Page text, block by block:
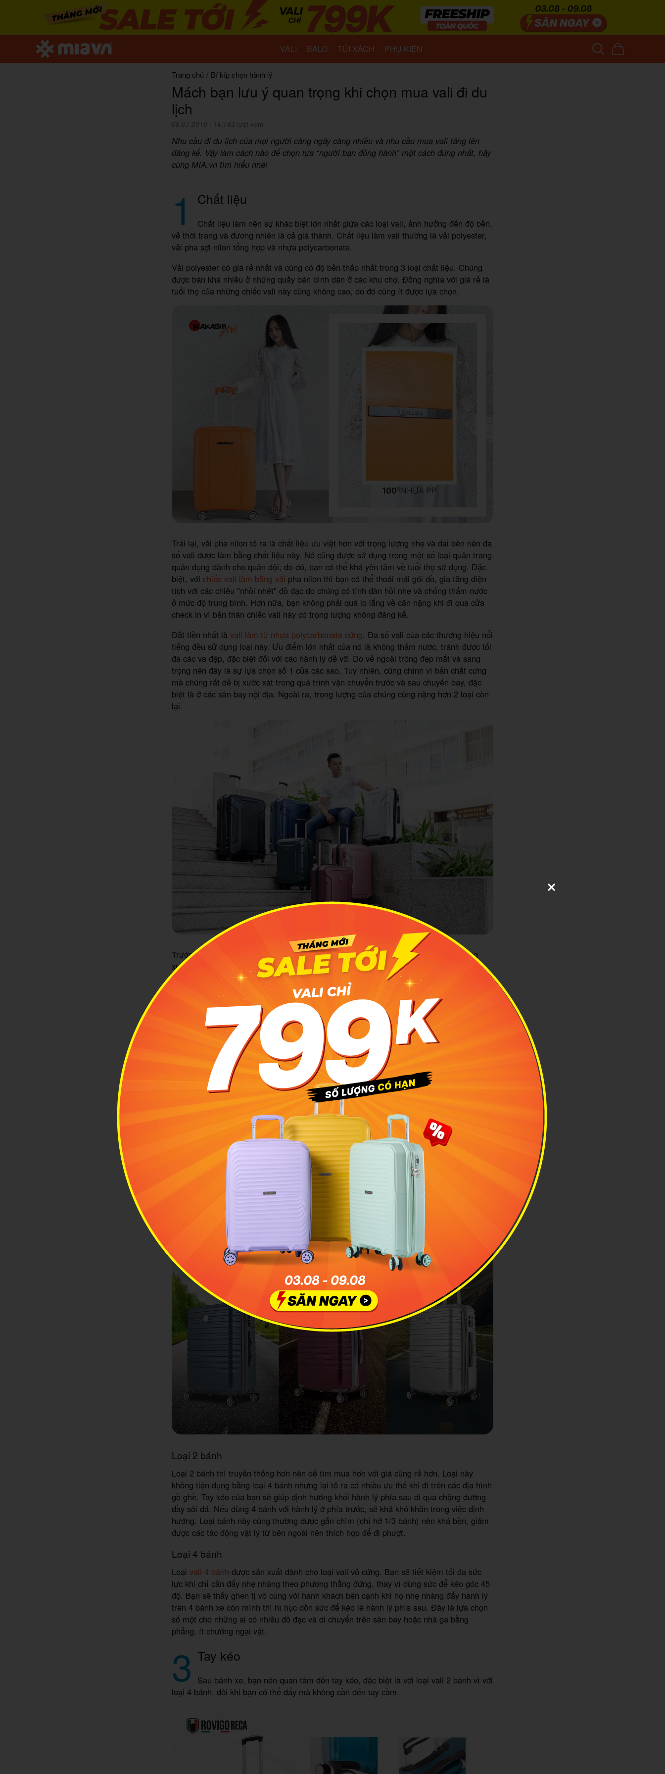
VALI BALO TÚI XÁCH PHỤ KIỆN
Trang chủ / Bí kíp chọn hành lý
Mách bạn lưu ý quan trọng khi chọn mua vali đi du
lịch
09.07.2018 14,742 lượt xem
Nhu cầu đi du lịch của mọi người càng ngày càng nhiều và nhu cầu mua vali tăng lên
đáng kể. Vậy làm cách nào để chọn lựa “người bạn đồng hành” một cách đúng nhất, hãy
cùng MIA.vn tìm hiểu nhé!
1 Chất liệu
Chất liệu làm nên sự khác biệt lớn nhất giữa các loại vali, ảnh hưởng đến độ bền,
vẻ thời trang và đương nhiên là cả giá thành. Chất liệu làm vali thường là vải polyester,
vải pha sợi nilon tổng hợp và nhựa polycarbonate.
Vải polyester có giá rẻ nhất và cũng có độ bền thấp nhất trong 3 loại chất liệu. Chúng
được bán khá nhiều ở những quầy bán bình dân ở các khu chợ. Đồng nghĩa với giá rẻ là
tuổi thọ của những chiếc vali này cũng không cao, do đó cũng ít được lựa chọn.
Trái lại, vải pha nilon tỏ ra là chất liệu ưu việt hơn với trọng lượng nhẹ và dai bền nên đa
số vali được làm bằng chất liệu này. Nó cũng được sử dụng trong một số loại quân trang
quân dụng dành cho quân đội; do đó, bạn có thể khá yên tâm về tuổi thọ sử dụng. Đặc
biệt, với chiếc vali làm bằng vải pha nilon thì bạn có thể thoải mái gói đồ, gia tăng diện
tích với các chiêu "nhồi nhét" đồ đạc do chúng có tính đàn hồi nhẹ và chống thấm nước
ở mức độ trung bình. Hơn nữa, bạn không phải quá lo lắng về cân nặng khi đi qua cửa
check in vì bản thân chiếc vali này có trọng lượng không đáng kể.
Đắt tiền nhất là vali làm từ nhựa polycarbonate cứng. Đa số vali của các thương hiệu nổi
tiếng đều sử dụng loại này. Ưu điểm lớn nhất của nó là không thấm nước, tránh được tối
đa các va đập, đặc biệt đối với các hành lý dễ vỡ. Do vẻ ngoài trông đẹp mắt và sang
trọng nên đây là sự lựa chọn số 1 của các sao. Tuy nhiên, cũng chính vì bản chất cứng
mà chúng rất dễ bị xước xát trong quá trình vận chuyển trước và sau chuyến bay, đặc
biệt là ở các sân bay nội địa. Ngoài ra, trọng lượng của chúng cũng nặng hơn 2 loại còn
lại.
Trước băn khoăn nên chọn loại cứng hay mềm, bạn nên cân nhắc tới mức độ thường
xuyên cũng như mục đích sử dụng. Nếu di chuyển ít như đi công tác, cần bảo vệ tối đa
cho đồ đạc như quà lưu niệm dễ vỡ thì bạn có thể chọn vali cứng, còn đặt tiêu nhị gọn
nhẹ, thoải mái lê la khắp nơi như đi du lịch bụi thì vali vải hữu dụng hơn cả.
2 Bánh xe
Nếu chưa thực sự lâm nạn với chiếc vali gãy "chân", chắc bạn sẽ khó tưởng
tượng: cả chiếc vali to đùng nhưng chiếc bánh xe bé xíu lại có tầm quan trọng tới vậy.
Một chiếc bị hỏng hay gãy cũng sẽ khiến bạn lập tức phải đi mua cái vali mới bởi chỉ cần
kéo lê không bánh xe vài trăm mét thì dù là làm từ nhựa cứng nó cũng không chịu nổi.
Thông thường, các nhà sản xuất sẽ đưa ra 2 sự lựa chọn: đó là loại 2 bánh và loại 4
Loại 2 bánh
Loại 2 bánh thì truyền thống hơn nên dễ tìm mua hơn với giá cũng rẻ hơn. Loại này
không tiện dụng bằng loại 4 bánh nhưng lại tỏ ra có nhiều ưu thế khi đi trên các địa hình
gồ ghề. Tay kéo của bạn sẽ giúp định hướng khối hành lý phía sau đi qua chặng đường
đầy sỏi đá. Nếu dùng 4 bánh với hành lý ở phía trước, sẽ khá khó khăn trong việc định
hướng. Loại bánh này cũng thường được gắn chìm (chỉ hở 1/3 bánh) nên khá bền, giảm
được các tác động vật lý từ bên ngoài nên thích hợp để đi phượt.
Loại 4 bánh
Loại vali 4 bánh được sản xuất dành cho loại vali vỏ cứng. Bạn sẽ tiết kiệm tối đa sức
lực khi chỉ cần đẩy nhẹ nhàng theo phương thẳng đứng, thay vì dùng sức để kéo góc 45
độ. Bạn sẽ thấy ghen tị vô cùng với hành khách bên cạnh khi họ nhẹ nhàng đẩy hành lý
trên 4 bánh xe còn mình thì hì hục dồn sức để kéo lê hành lý phía sau. Đây là lựa chọn
số một cho những ai có nhiều đồ đạc và di chuyển trên sân bay hoặc nhà ga bằng
phẳng, ít chướng ngại vật.
3 Tay kéo
Sau bánh xe, bạn nên quan tâm đến tay kéo, đặc biệt là với loại vali 2 bánh vì với
loại 4 bánh, đôi khi bạn có thể đẩy mà không cần đến tay cầm.